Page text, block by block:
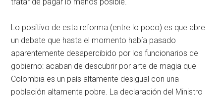
Lo positivo de esta reforma (entre lo poco) es que abre
un debate que hasta el momento había pasado
aparentemente desapercibido por los funcionarios de
gobierno: acaban de descubrir por arte de magia que
Colombia es un país altamente desigual con una
población altamente pobre. La declaración del Ministro